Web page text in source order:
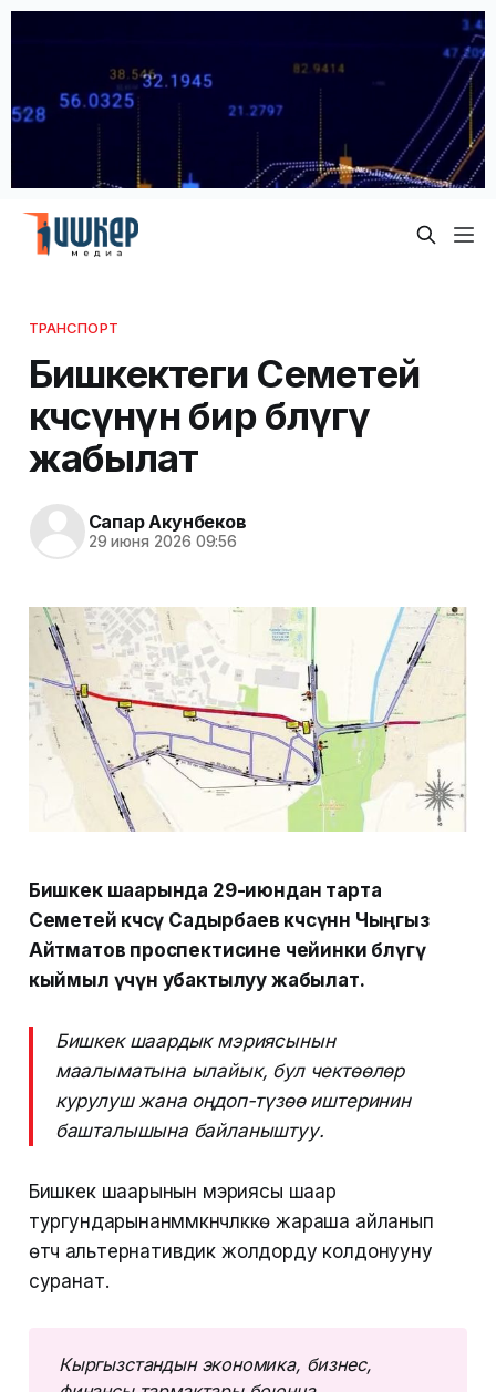
ТРАНСПОРТ
Бишкектеги Семетей
көчөсүнүн бир бөлүгү
жабылат
Сапар Акунбеков
29 июня 2026 09:56
Бишкек шаарында 29-июндан тарта
Семетей көчөсү Садырбаев көчөсүнөн Чыңгыз
Айтматов проспектисине чейинки бөлүгү
кыймыл үчүн убактылуу жабылат.
Бишкек шаардык мэриясынын
маалыматына ылайык, бул чектөөлөр
курулуш жана оңдоп-түзөө иштеринин
башталышына байланыштуу.
Бишкек шаарынын мэриясы шаар
тургундарынанмүмкүнчүлүккө жараша айланып
өтүүчү альтернативдик жолдорду колдонууну
суранат.
Кыргызстандын экономика, бизнес,